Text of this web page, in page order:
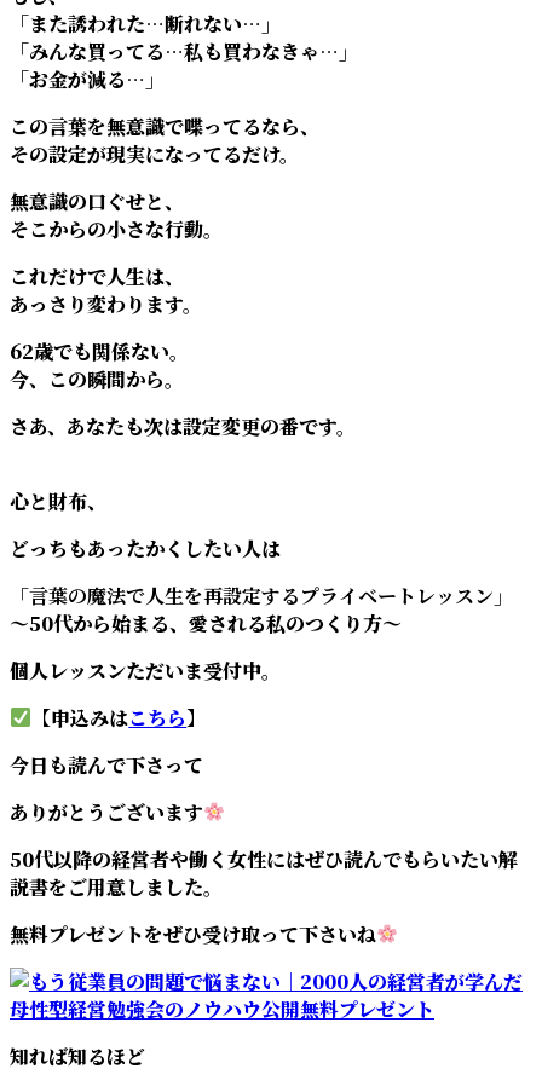
「また誘われた…断れない…」
「みんな買ってる…私も買わなきゃ…」
「お金が減る…」
この言葉を無意識で喋ってるなら、
その設定が現実になってるだけ。
無意識の口ぐせと、
そこからの小さな行動。
これだけで人生は、
あっさり変わります。
62歳でも関係ない。
今、この瞬間から。
さあ、あなたも次は設定変更の番です。
心と財布、
どっちもあったかくしたい人は
「言葉の魔法で人生を再設定するプライベートレッスン」
〜50代から始まる、愛される私のつくり方〜
個人レッスンただいま受付中。
【申込みはこちら】
今日も読んで下さって
ありがとうございます
50代以降の経営者や働く女性にはぜひ読んでもらいたい解
説書をご用意しました。
無料プレゼントをぜひ受け取って下さいね
知れば知るほど